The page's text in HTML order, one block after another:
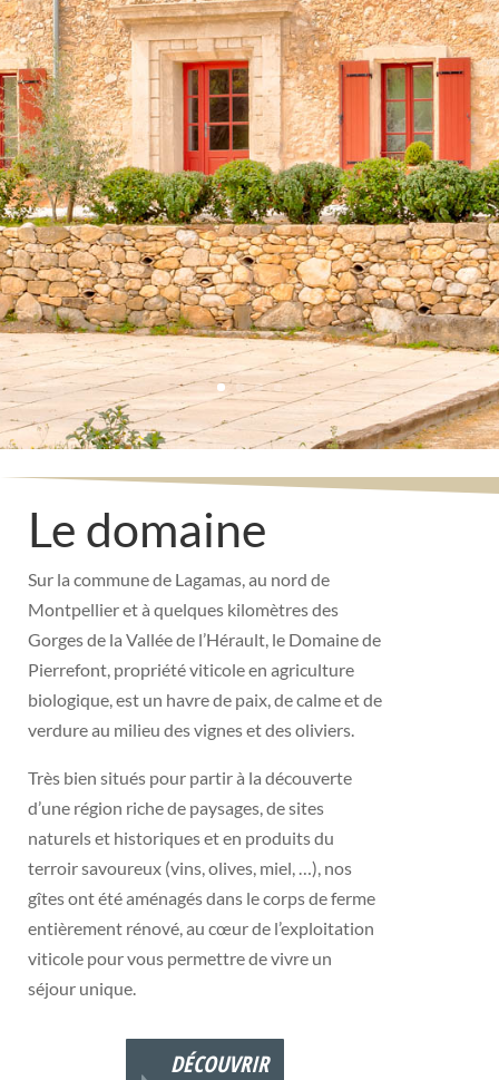
Le domaine
Sur la commune de Lagamas, au nord de
Montpellier et à quelques kilomètres des
Gorges de la Vallée de l’Hérault, le Domaine de
Pierrefont, propriété viticole en agriculture
biologique, est un havre de paix, de calme et de
verdure au milieu des vignes et des oliviers.
Très bien situés pour partir à la découverte
d’une région riche de paysages, de sites
naturels et historiques et en produits du
terroir savoureux (vins, olives, miel, …), nos
gîtes ont été aménagés dans le corps de ferme
entièrement rénové, au cœur de l’exploitation
viticole pour vous permettre de vivre un
séjour unique.
DÉCOUVRIR